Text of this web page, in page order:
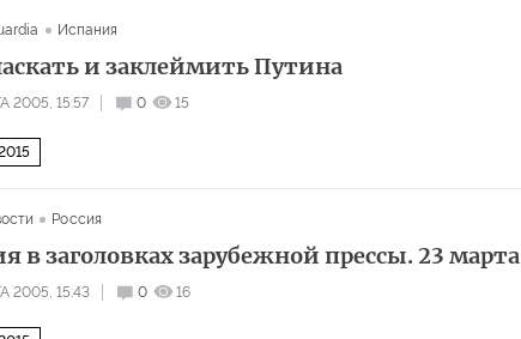
Испания
и заклеймить Путина
2005, 15:57 0 15
Россия
в заголовках зарубежной прессы. 23 марта
2005, 15:43 0 16